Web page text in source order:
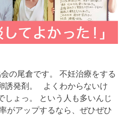
の尾倉です。 不妊治療をする
誘発剤。 よくわからないけ
しょっ。 という人も多いんじ
がアップするなら、ぜひぜひ